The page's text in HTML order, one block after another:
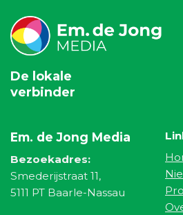
De lokale
verbinder
Em. de Jong Media
Bezoekadres:
Smederijstraat 11,
5111 PT Baarle-Nassau